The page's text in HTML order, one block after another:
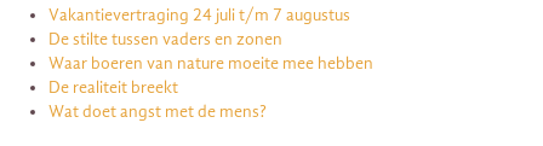
Vakantievertraging 24 juli t/m 7 augustus
De stilte tussen vaders en zonen
Waar boeren van nature moeite mee hebben
De realiteit breekt
Wat doet angst met de mens?